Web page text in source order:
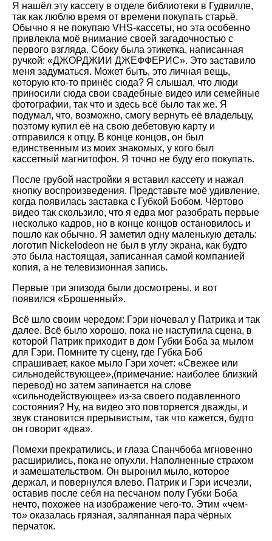
Я нашёл эту кассету в отделе библиотеки в Гудвилле,
так как люблю время от времени покупать старьё.
Обычно я не покупаю VHS-кассеты, но эта особенно
привлекла моё внимание своей загадочностью с
первого взгляда. Сбоку была этикетка, написанная
ручкой: «ДЖОРДЖИИ ДЖЕФФЕРИС». Это заставило
меня задуматься. Может быть, это личная вещь,
которую кто-то принёс сюда? Я слышал, что люди
приносили сюда свои свадебные видео или семейные
фотографии, так что и здесь всё было так же. Я
подумал, что, возможно, смогу вернуть её владельцу,
поэтому купил её на свою дебетовую карту и
отправился к отцу. В конце концов, он был
единственным из моих знакомых, у кого был
кассетный магнитофон. Я точно не буду его покупать.
После грубой настройки я вставил кассету и нажал
кнопку воспроизведения. Представьте моё удивление,
когда появилась заставка с Губкой Бобом. Чёртово
видео так скользило, что я едва мог разобрать первые
несколько кадров, но в конце концов остановилось и
пошло как обычно. Я заметил одну маленькую деталь:
логотип Nickelodeon не был в углу экрана, как будто
это была настоящая, записанная самой компанией
копия, а не телевизионная запись.
Первые три эпизода были досмотрены, и вот
появился «Брошенный».
Всё шло своим чередом: Гэри ночевал у Патрика и так
далее. Всё было хорошо, пока не наступила сцена, в
которой Патрик приходит в дом Губки Боба за мылом
для Гэри. Помните ту сцену, где Губка Боб
спрашивает, какое мыло Гэри хочет: «Свежее или
сильнодействующее»,(примечание: наиболее близкий
перевод) но затем запинается на слове
«сильнодействующее» из-за своего подавленного
состояния? Ну, на видео это повторяется дважды, и
звук становится прерывистым, так что кажется, будто
он говорит «два».
Помехи прекратились, и глаза Спанчбоба мгновенно
расширились, пока не опухли. Наполненные страхом
и замешательством. Он выронил мыло, которое
держал, и повернулся влево. Патрик и Гэри исчезли,
оставив после себя на песчаном полу Губки Боба
нечто, похожее на изображение чего-то. Этим «чем-
то» оказалась грязная, заляпанная пара чёрных
перчаток.